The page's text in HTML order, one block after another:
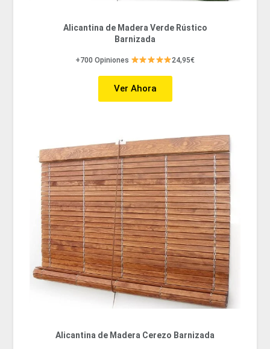
Alicantina de Madera Verde Rústico
Barnizada
+700 Opiniones 24,95€
Ver Ahora
Alicantina de Madera Cerezo Barnizada